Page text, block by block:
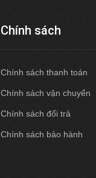
Chính sách
Chính sách thanh toán
Chính sách vận chuyển
Chính sách đổi trả
Chính sách bảo hành